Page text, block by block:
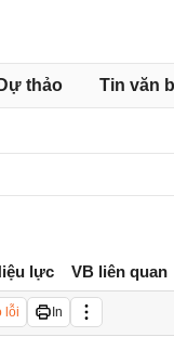
Dự thảo Tin văn
lực VB liên quan
lỗi In